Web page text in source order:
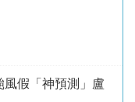
假「神預測」盧